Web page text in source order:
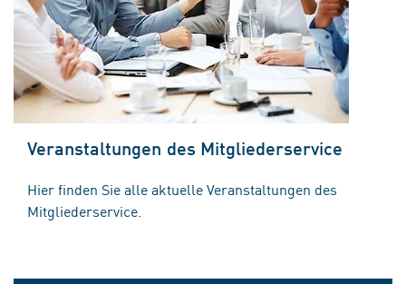
Veranstaltungen des Mitgliederservice
Hier finden Sie alle aktuelle Veranstaltungen des
Mitgliederservice.